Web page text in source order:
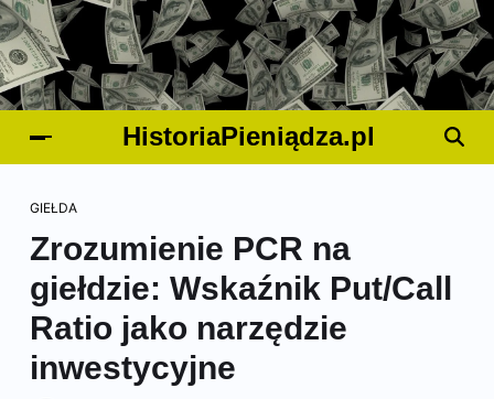
HistoriaPieniądza.pl
GIEŁDA
Zrozumienie PCR na
giełdzie: Wskaźnik Put/Call
Ratio jako narzędzie
inwestycyjne